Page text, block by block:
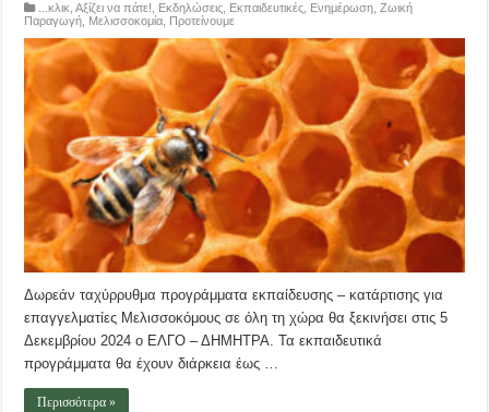
...κλικ ,Αξίζει να πάτε! Εκδηλώσεις Εκπαιδευτικές Ενημέρωση ,Ζωική
Παραγωγή
Μελισσοκομία Προτείνουμε
Δωρεάν ταχύρρυθμα προγράμματα εκπαίδευσης – κατάρτισης για
επαγγελματίες Μελισσοκόμους σε όλη τη χώρα θα ξεκινήσει στις 5
Δεκεμβρίου 2024 ο ΕΛΓΟ – ΔΗΜΗΤΡΑ. Τα εκπαιδευτικά
προγράμματα θα έχουν διάρκεια έως …
Περισσότερα »